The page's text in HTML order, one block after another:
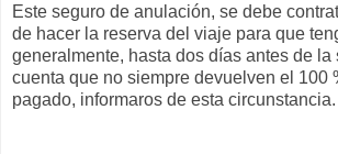
Este seguro de anulación, se debe
de hacer la reserva del viaje para que
generalmente, hasta dos días antes de la
cuenta que no siempre devuelven el 100
pagado, informaros de esta circunstancia.